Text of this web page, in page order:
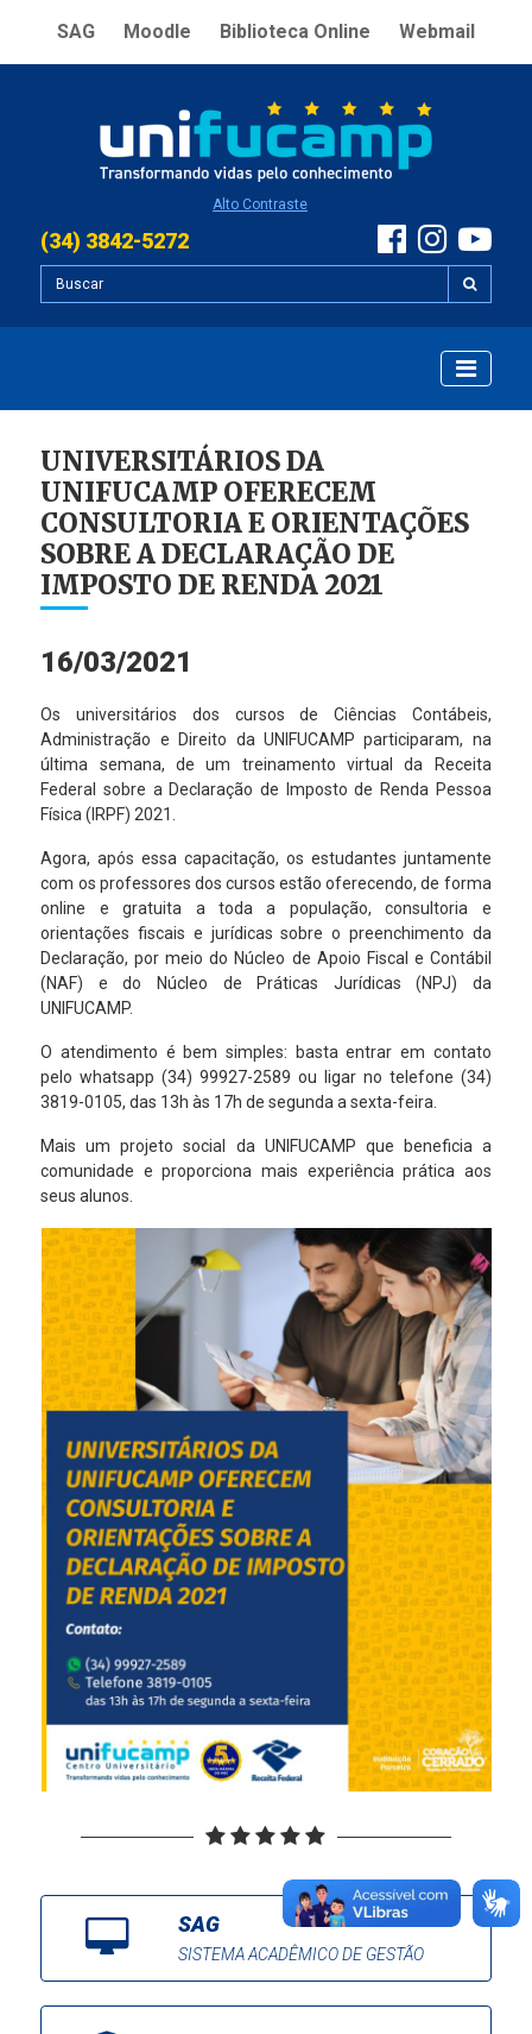
SAG Moodle Biblioteca Online Webmail
Alto Contraste
(34) 3842-5272
UNIVERSITÁRIOS DA
UNIFUCAMP OFERECEM
CONSULTORIA E ORIENTAÇÕES
SOBRE A DECLARAÇÃO DE
IMPOSTO DE RENDA 2021
16/03/2021
Os universitários dos cursos de Ciências Contábeis,
Administração e Direito da UNIFUCAMP participaram, na
última semana, de um treinamento virtual da Receita
Federal sobre a Declaração de Imposto de Renda Pessoa
Física (IRPF) 2021.
Agora, após essa capacitação, os estudantes juntamente
com os professores dos cursos estão oferecendo, de forma
online e gratuita a toda a população, consultoria e
orientações fiscais e jurídicas sobre o preenchimento da
Declaração, por meio do Núcleo de Apoio Fiscal e Contábil
(NAF) e do Núcleo de Práticas Jurídicas (NPJ) da
UNIFUCAMP.
O atendimento é bem simples: basta entrar em contato
pelo whatsapp (34) 99927-2589 ou ligar no telefone (34)
3819-0105, das 13h às 17h de segunda a sexta-feira.
Mais um projeto social da UNIFUCAMP que beneficia a
comunidade e proporciona mais experiência prática aos
seus alunos.
SAG
SISTEMA ACADÊMICO DE GESTÃO